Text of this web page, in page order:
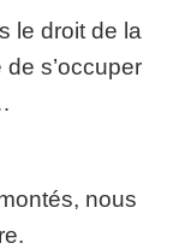
le droit de la
s’occuper
nous